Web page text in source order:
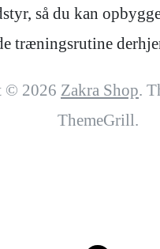
så du kan
træningsrutine
© 2026 Zakra Shop.
ThemeGrill.